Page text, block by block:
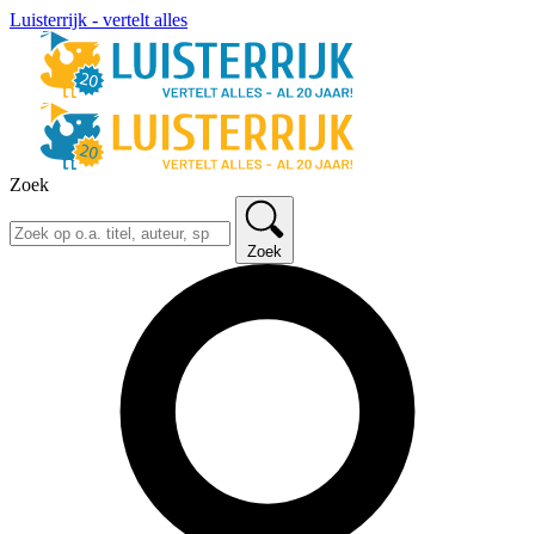
Luisterrijk - vertelt alles
Zoek
Zoek